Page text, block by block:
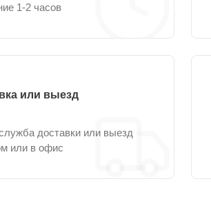
1-2 часов
или выезд
доставки или выезд
или в офис